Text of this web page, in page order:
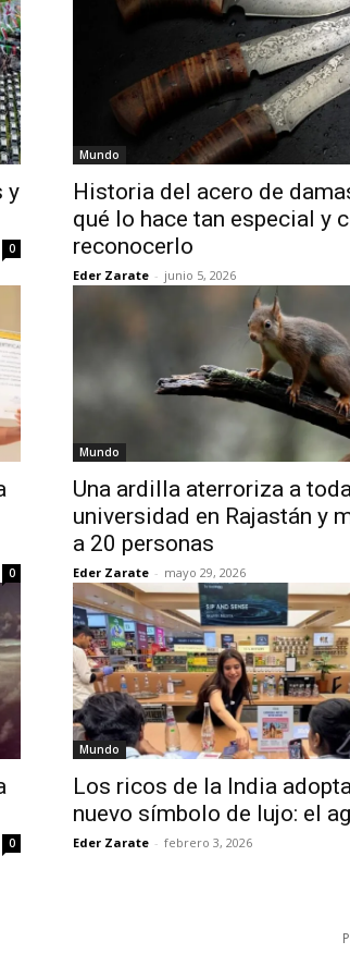
y
0
Mundo
Historia del acero de
qué lo hace tan especial y
reconocerlo
Eder Zarate - junio 5, 2026
0
Mundo
Una ardilla aterroriza a
universidad en Rajastán y
a 20 personas
Eder Zarate - mayo 29, 2026
0
Mundo
Los ricos de la India
nuevo símbolo de lujo: el
Eder Zarate - febrero 3, 2026